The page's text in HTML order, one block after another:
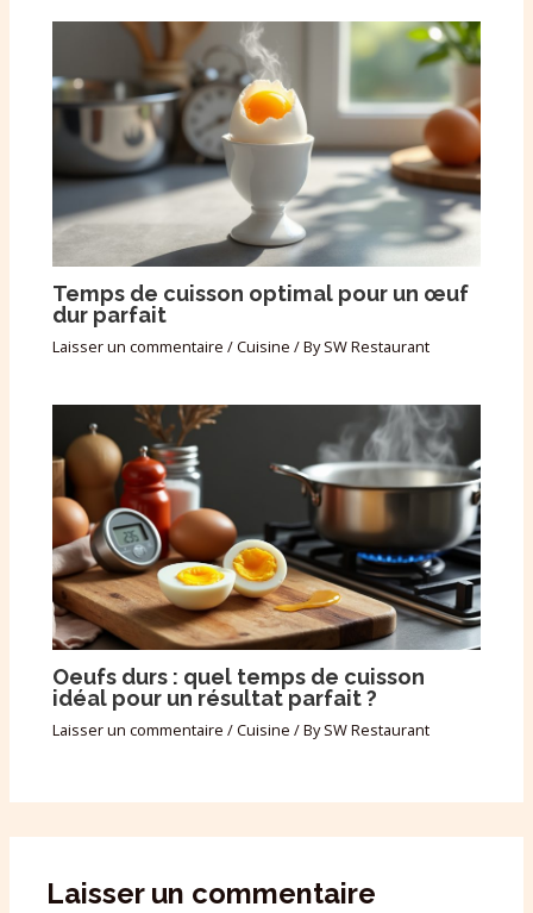
Temps de cuisson optimal pour un œuf
dur parfait
Laisser un commentaire /Cuisine / BySW Restaurant
Oeufs durs : quel temps de cuisson
idéal pour un résultat parfait ?
Laisser un commentaire /Cuisine / BySW Restaurant
Laisser un commentaire